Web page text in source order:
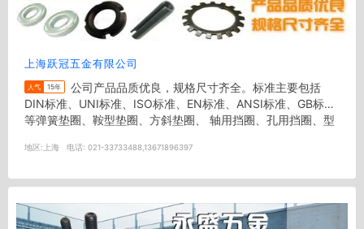
上海跃冠五金有限公司
人气 15年
DIN标准、UNI标准、ISO标准、EN标准、ANSI标准、GB标准
等弹簧垫圈、鞍型垫圈、方斜垫圈、 轴用挡圈、孔用挡圈、型
地区: 上海 电话: 021-33733488,13671896397